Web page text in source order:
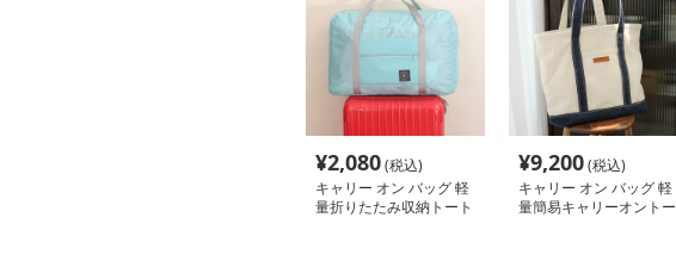
¥2,080(税込)
キャリー オン バッグ 軽
量折りたたみ収納トート
¥9,200(税込)
キャリー オン バッグ 軽
量簡易キャリーオントー